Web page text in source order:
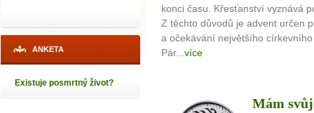
ANKETA
Existuje posmrtný život?
konci času. Křesťanství vyznává
Z těchto důvodů je advent určen
a očekávání největšího
Pár... více
Mám